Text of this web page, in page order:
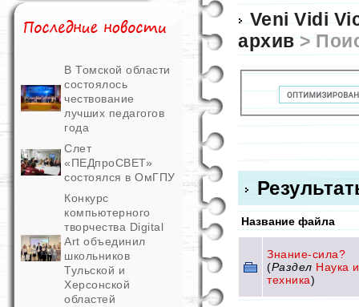
В Томской области
состоялось
чествование
лучших педагогов
года
Слет
«ПЕДпроСВЕТ»
состоялся в ОмГПУ
Конкурс
компьютерного
творчества Digital
Art объединил
школьников
Тульской и
Херсонской
областей
Veni Vidi
архив >
Название файла
Знание-сила?
(Раздел Наука и
техника)